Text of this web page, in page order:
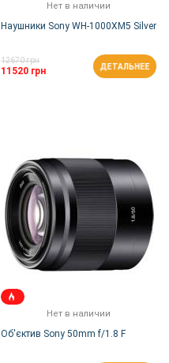
Нет в наличии
Наушники Sony WH-1000XM5 Silver
12670 грн
11520 грн ДЕТАЛЬНЕЕ
Нет в наличии
Об'єктив Sony 50mm f/1.8 F